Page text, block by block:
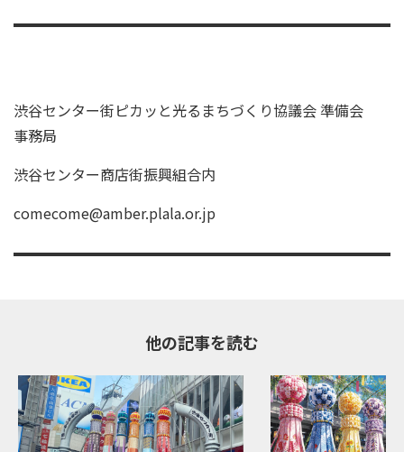
渋谷センター街ピカッと光るまちづくり協議会 準備会
事務局
渋谷センター商店街振興組合内
comecome@amber.plala.or.jp
他の記事を読む